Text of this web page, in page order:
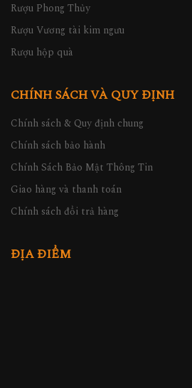
Rượu Phong Thủy
Rượu Vương tài kim ngưu
Rượu hộp quà
CHÍNH SÁCH VÀ QUY ĐỊNH
Chính sách & Quy định chung
Chính sách bảo hành
Chính Sách Bảo Mật Thông Tin
Giao hàng và thanh toán
Chính sách đổi trả hàng
ĐỊA ĐIỂM